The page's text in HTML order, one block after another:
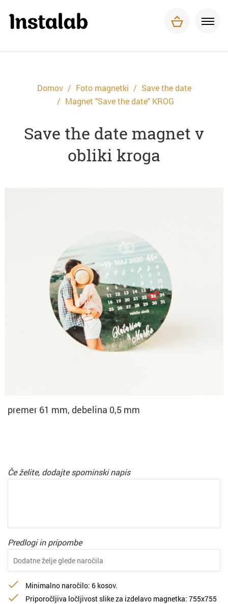
Tisk za podjetja
Dostava in plačilo
Kontakt
Domov Foto magnetki
Save the date
Magnet "Save the date" KROG
Save the date magnet v
obliki kroga
premer 61 mm, debelina 0,5 mm
Če želite, dodajte spominski napis
Predlogi in pripombe
Minimalno naročilo: 6 kosov.
Priporočljiva ločljivost slike za izdelavo magnetka: 755х755